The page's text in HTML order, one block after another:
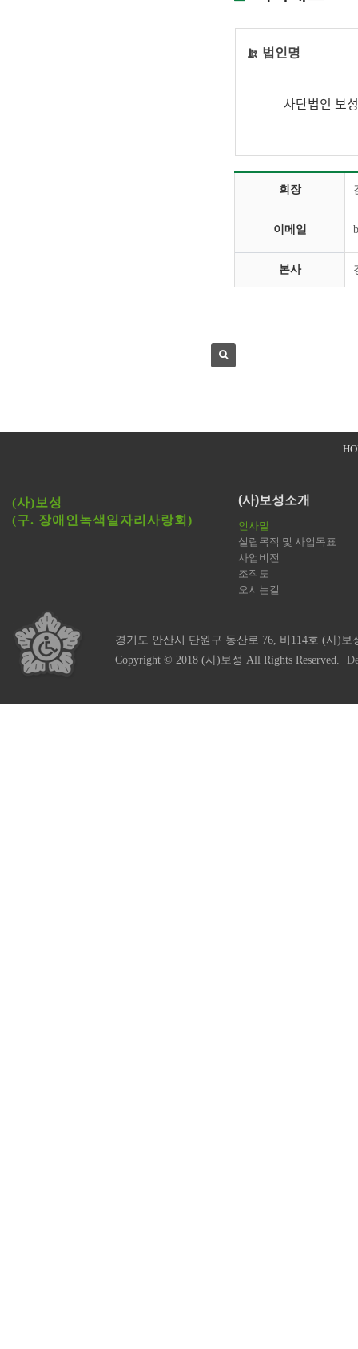
법인명
사단법인 보성
회장
이메일
본사
(사)보성
(구. 장애인녹색일자리사랑회)
(사)보성소개
인사말
설립목적 및 사업목표
사업비전
조직도
오시는길
경기도 안산시 단원구 동산로 76, 비114호 (사)보
Copyright © 2018 (사)보성 All Rights Reserved.